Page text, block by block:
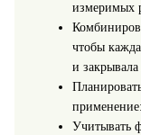
измеримых
чтобы
и
Учитывать